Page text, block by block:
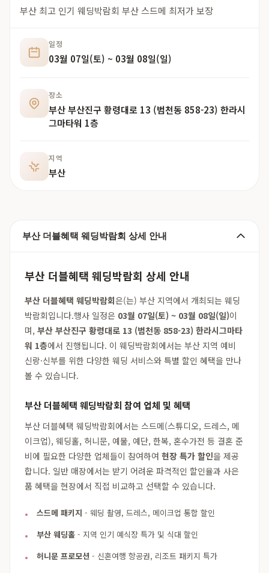
부산 최고 인기 웨딩박람회 부산 스드메 최저가 보장
일정
03월 07일(토) ~ 03월 08일(일)
장소
부산 부산진구 황령대로 13 (범천동 858-23) 한라시
그마타워 1층
지역
부산
부산 더블혜택 웨딩박람회 상세 안내
부산 더블혜택 웨딩박람회 상세 안내
부산 더블혜택 웨딩박람회은(는) 부산 지역에서 개최되는 웨딩
박람회입니다.행사 일정은 03월 07일(토) ~ 03월 08일(일)이
며, 부산 부산진구 황령대로 13 (범천동 858-23) 한라시그마타
워 1층에서 진행됩니다. 이 웨딩박람회에서는 부산 지역 예비
신랑·신부를 위한 다양한 웨딩 서비스와 특별 할인 혜택을 만나
볼 수 있습니다.
부산 더블혜택 웨딩박람회 참여 업체 및 혜택
부산 더블혜택 웨딩박람회에서는 스드메(스튜디오, 드레스, 메
이크업), 웨딩홀, 허니문, 예물, 예단, 한복, 혼수가전 등 결혼 준
비에 필요한 다양한 업체들이 참여하여 현장 특가 할인을 제공
합니다. 일반 매장에서는 받기 어려운 파격적인 할인율과 사은
품 혜택을 현장에서 직접 비교하고 선택할 수 있습니다.
스드메 패키지 - 웨딩 촬영, 드레스, 메이크업 통합 할인
부산 웨딩홀 - 지역 인기 예식장 특가 및 식대 할인
허니문 프로모션 - 신혼여행 항공권, 리조트 패키지 특가